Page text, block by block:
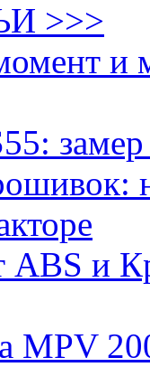
>>>
и
ABS и
MPV